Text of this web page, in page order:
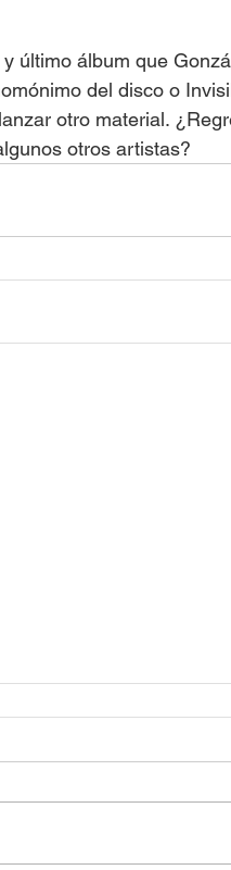
último álbum que
del disco o
otro material.
otros artistas?